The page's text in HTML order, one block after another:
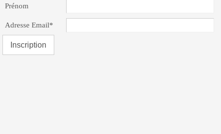
Prénom
Adresse Email*